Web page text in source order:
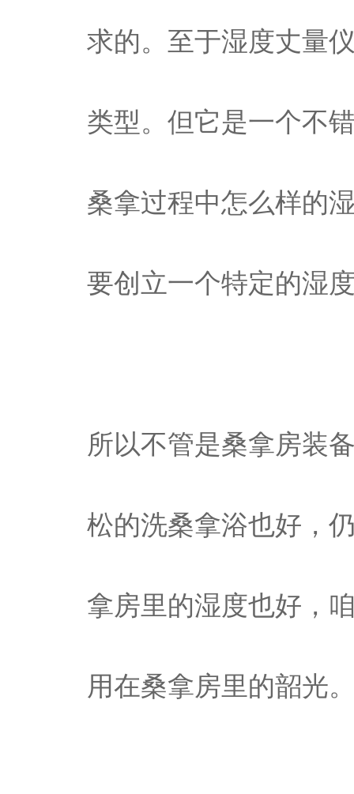
求的。至于湿度丈量
类型。但它是一个不
桑拿过程中怎么样的
要创立一个特定的湿
所以不管是桑拿房装
松的洗桑拿浴也好，
拿房里的湿度也好，
用在桑拿房里的韶光